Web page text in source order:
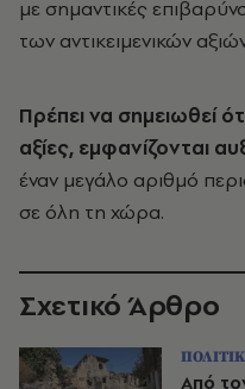
με σημαντικές
των αντικειμενικών
Πρέπει να σημειωθεί
αξίες, εμφανίζονται
έναν μεγάλο αριθμό
σε όλη τη χώρα.
Σχετικό Άρθρο
Από